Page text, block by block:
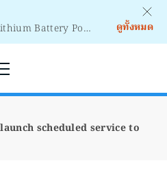
Notice to Passengers - Lithium Battery Power Bank
ดูทั้งหมด
scheduled service to